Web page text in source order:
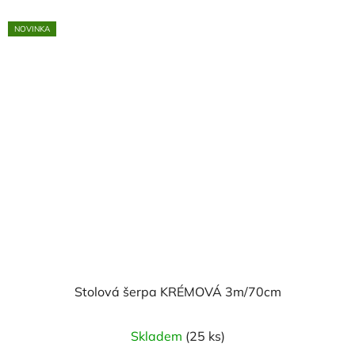
NOVINKA
Stolová šerpa KRÉMOVÁ 3m/70cm
Skladem (25 ks)